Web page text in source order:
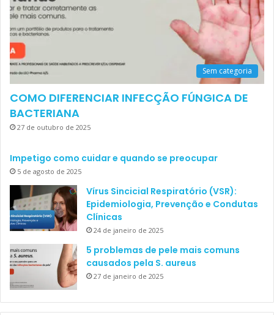
Sem categoria
COMO DIFERENCIAR INFECÇÃO FÚNGICA DE
BACTERIANA
27 de outubro de 2025
Impetigo como cuidar e quando se preocupar
5 de agosto de 2025
Vírus Sincicial Respiratório (VSR):
Epidemiologia, Prevenção e Condutas
Clínicas
24 de janeiro de 2025
5 problemas de pele mais comuns
causados pela S. aureus
27 de janeiro de 2025